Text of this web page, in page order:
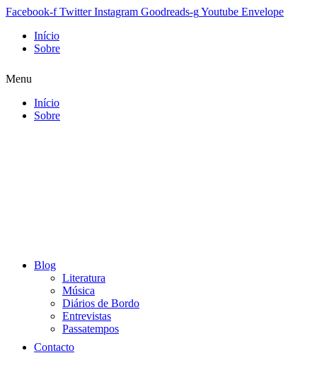
Facebook-f Twitter Instagram Goodreads-gYoutube Envelope
Início
Sobre
Menu
Início
Sobre
Blog
Literatura
Música
Diários de Bordo
Entrevistas
Passatempos
Contacto